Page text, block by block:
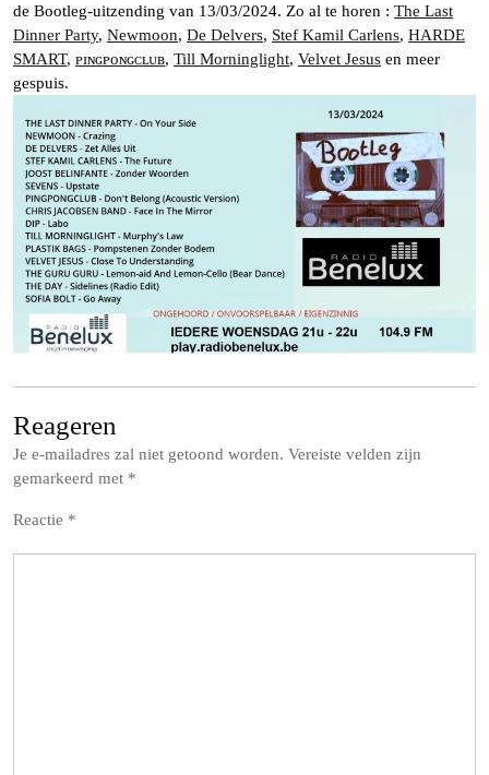
de Bootleg-uitzending van 13/03/2024. Zo al te horen : The Last
Dinner Party, Newmoon, De Delvers, Stef Kamil Carlens, HARDE
SMART, ᴘɪɴɢᴘᴏɴɢᴄʟᴜʙ, Till Morninglight, Velvet Jesus en meer
gespuis.
Reageren
Je e-mailadres zal niet getoond worden. Vereiste velden zijn
gemarkeerd met *
Reactie *